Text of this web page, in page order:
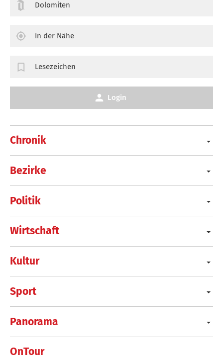
Chronik
Bezirke
Politik
Wirtschaft
Kultur
Sport
Panorama
OnTour
Dolomiten
In der Nähe
Lesezeichen
Login